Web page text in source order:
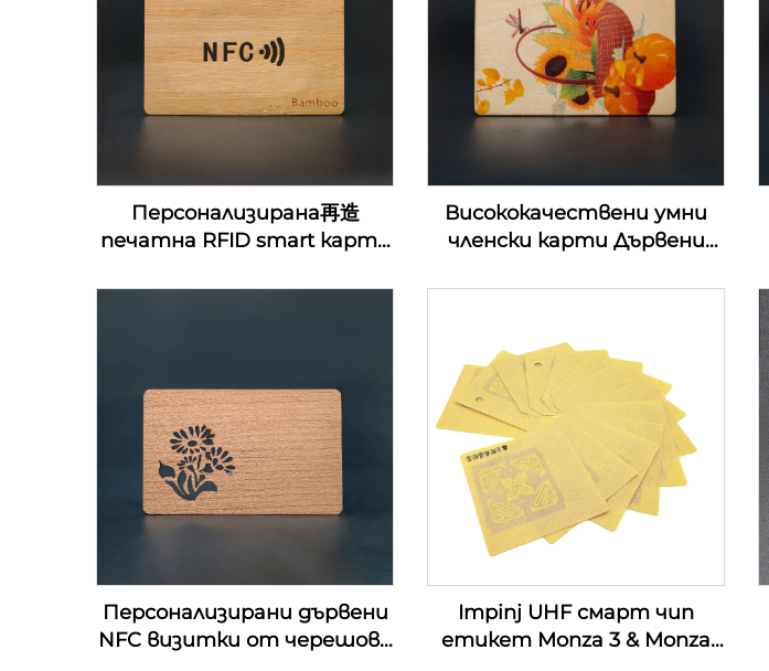
Персонализирана再造
печатна RFID smart карта
13.56Mhz дървена NFC
Висококачествени умни
членски карти Дървени
ключови карти RFID NFC
Персонализирани дървени
NFC визитки от черешово
Impinj UHF смарт чип
етикет Monza 3 & Monza